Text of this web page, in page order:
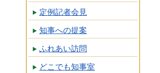
定例記者会見
知事への提案
ふれあい訪問
どこでも知事室